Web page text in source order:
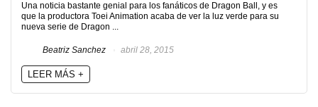
Una noticia bastante genial para los fanáticos de Dragon Ball, y es
que la productora Toei Animation acaba de ver la luz verde para su
nueva serie de Dragon ...
Beatriz Sanchez abril 28, 2015
LEER MÁS +